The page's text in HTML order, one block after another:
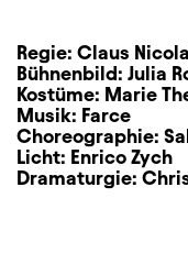
Regie: Claus
Bühnenbild: Julia
Kostüme: Marie
Musik: Farce
Choreographie:
Licht: Enrico Zych
Dramaturgie: